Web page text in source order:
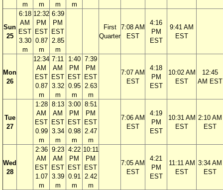
m
m
m
m
Sun
25
6:18
AM
EST
3.30
m
12:32
PM
EST
0.87
m
6:39
PM
EST
2.85
m
First
Quarter
7:08 AM
EST
4:16
PM
EST
9:41 AM
EST
Mon
26
12:34
AM
EST
0.87
m
7:11
AM
EST
3.32
m
1:40
PM
EST
0.95
m
7:39
PM
EST
2.63
m
7:07 AM
EST
4:18
PM
EST
10:02 AM
EST
12:45
AM EST
Tue
27
1:28
AM
EST
0.99
m
8:13
AM
EST
3.34
m
3:00
PM
EST
0.98
m
8:51
PM
EST
2.47
m
7:06 AM
EST
4:19
PM
EST
10:31 AM
EST
2:10 AM
EST
Wed
28
2:36
AM
EST
1.07
m
9:23
AM
EST
3.39
m
4:22
PM
EST
0.91
m
10:11
PM
EST
2.42
m
7:05 AM
EST
4:21
PM
EST
11:11 AM
EST
3:34 AM
EST